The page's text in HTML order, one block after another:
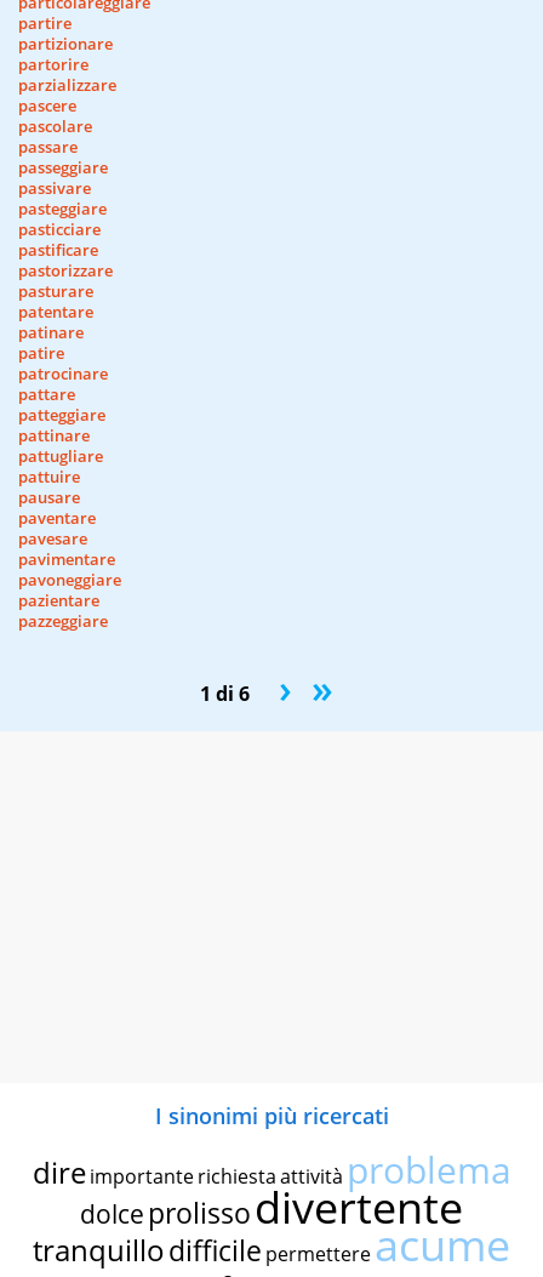
partire
partizionare
partorire
parzializzare
pascere
pascolare
passare
passeggiare
passivare
pasteggiare
pasticciare
pastificare
pastorizzare
pasturare
patentare
patinare
patire
patrocinare
pattare
patteggiare
pattinare
pattugliare
pattuire
pausare
paventare
pavesare
pavimentare
pavoneggiare
pazientare
pazzeggiare
1 di 6 › »
I sinonimi più ricercati
dire importante richiestaattività problema
dolce prolissodivertente
tranquillodifficile permettereacume